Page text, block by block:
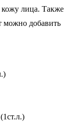
кожу лица. Также
можно добавить